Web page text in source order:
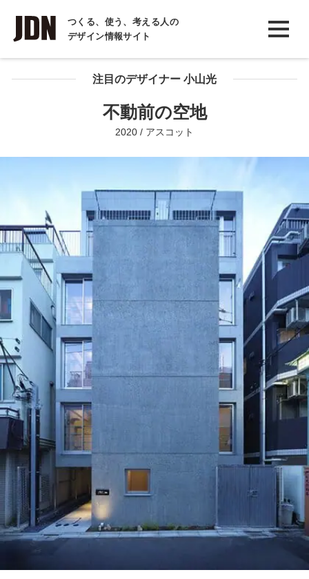
つくる、使う、考える人の
デザイン情報サイト
INTERVIEW
インタビュー
REPORT注目のデザイナー 小山光
不動前の空地
2020 / アスコット